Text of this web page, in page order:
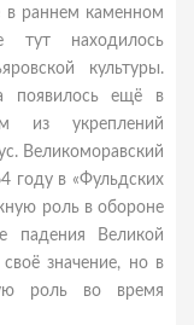
в раннем каменном
тут находилось
культуры.
появилось ещё в
из укреплений
Великоморавский
году в «Фульдских
роль в обороне
падения Великой
значение, но в
роль во время